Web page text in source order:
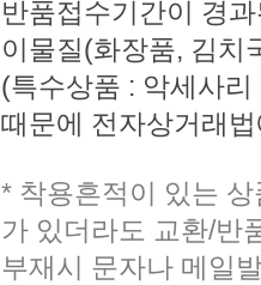
반품접수기간이 경
이물질(화장품, 김치
(특수상품 : 악세사
때문에 전자상거래
* 착용흔적이 있는
가 있더라도 교환/반
부재시 문자나 메일